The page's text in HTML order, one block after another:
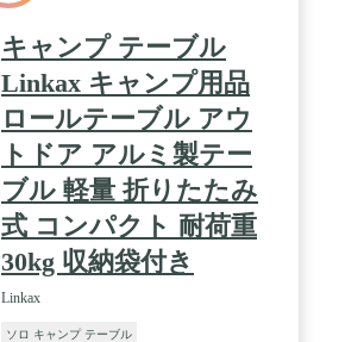
キャンプ テーブル
Linkax キャンプ用品
ロールテーブル アウ
トドア アルミ製テー
ブル 軽量 折りたたみ
式 コンパクト 耐荷重
30kg 収納袋付き
Linkax
ソロ キャンプ テーブル